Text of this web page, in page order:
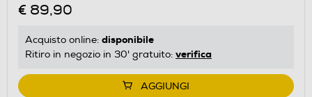
€ 89,90
Acquisto online: disponibile
Ritiro in negozio in 30' gratuito: verifica
AGGIUNGI